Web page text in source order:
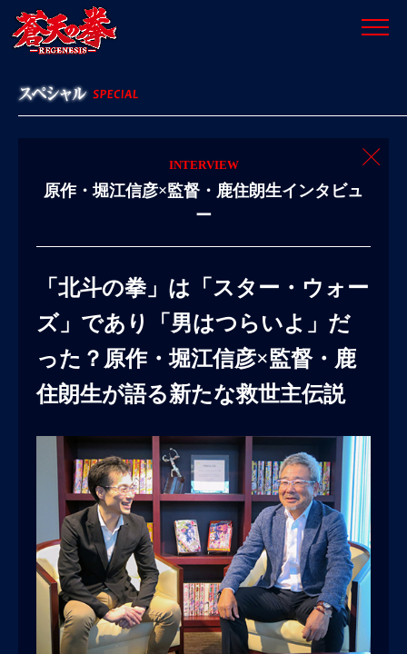
INTERVIEW
原作・堀江信彦×監督・鹿住朗生インタビュ
ー
「北斗の拳」は「スター・ウォー
ズ」であり「男はつらいよ」だ
った？原作・堀江信彦×監督・鹿
住朗生が語る新たな救世主伝説